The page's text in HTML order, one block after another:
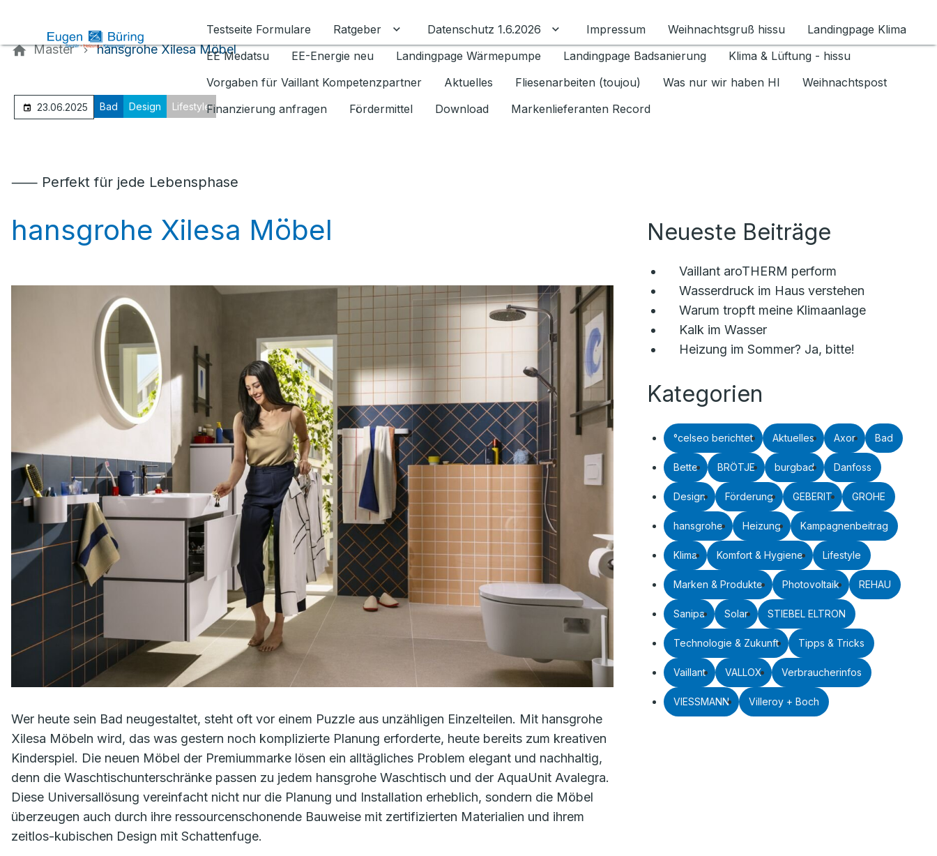
Testseite Formulare
Ratgeber Untermenü für Ratgeber umschalten
Datenschutz 1.6.2026 Untermenü für Datenschutz 1.6.2026 umschalten
Impressum Weihnachtsgruß hissu
Landingpage Klima
EE Medatsu
EE-Energie neu Landingpage Wärmepumpe Landingpage Badsanierung
Klima & Lüftung - hissu
Vorgaben für Vaillant Kompetenzpartner
Aktuelles Fliesenarbeiten (toujou) Was nur wir haben HI
Weihnachtspost
Finanzierung anfragen
Fördermittel Download Markenlieferanten Record
Master hansgrohe Xilesa Möbel
23.06.2025 Bad Design Lifestyle
⸺ Perfekt für jede Lebensphase
hansgrohe Xilesa Möbel
Wer heute sein Bad neugestaltet, steht oft vor einem Puzzle aus unzähligen Einzelteilen. Mit hansgrohe
Xilesa Möbeln wird, das was gestern noch komplizierte Planung erforderte, heute bereits zum kreativen
Kinderspiel. Die neuen Möbel der Premiummarke lösen ein alltägliches Problem elegant und nachhaltig,
denn die Waschtischunterschränke passen zu jedem hansgrohe Waschtisch und der AquaUnit Avalegra.
Diese Universallösung vereinfacht nicht nur die Planung und Installation erheblich, sondern die Möbel
überzeugen auch durch ihre ressourcenschonende Bauweise mit zertifizierten Materialien und ihrem
zeitlos-kubischen Design mit Schattenfuge.
Neueste Beiträge
Vaillant aroTHERM perform
Wasserdruck im Haus verstehen
Warum tropft meine Klimaanlage
Kalk im Wasser
Heizung im Sommer? Ja, bitte!
Kategorien
°celseo berichtet Aktuelles Axor Bad
Bette BRÖTJE burgbad Danfoss
Design Förderung GEBERIT GROHE
hansgrohe Heizung Kampagnenbeitrag
Klima Komfort & Hygiene Lifestyle
Marken & Produkte Photovoltaik REHAU
Sanipa Solar STIEBEL ELTRON
Technologie & Zukunft Tipps & Tricks
Vaillant VALLOX Verbraucherinfos
VIESSMANN Villeroy + Boch